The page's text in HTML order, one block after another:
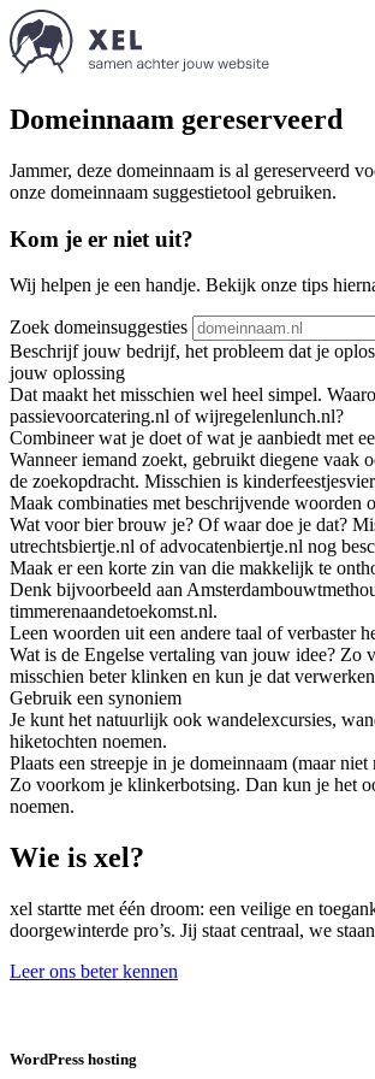
Domeinnaam gereserveerd
Jammer, deze domeinnaam is al gereserveerd
onze domeinnaam suggestietool gebruiken.
Kom je er niet uit?
Wij helpen je een handje. Bekijk onze tips
Zoek domeinsuggesties
Beschrijf jouw bedrijf, het probleem dat je
jouw oplossing
Dat maakt het misschien wel heel simpel.
passievoorcatering.nl of wijregelenlunch.nl?
Combineer wat je doet of wat je aanbiedt met
Wanneer iemand zoekt, gebruikt diegene vaak
de zoekopdracht. Misschien is
Maak combinaties met beschrijvende woorden
Wat voor bier brouw je? Of waar doe je dat?
utrechtsbiertje.nl of advocatenbiertje.nl nog
Maak er een korte zin van die makkelijk te
Denk bijvoorbeeld aan
timmerenaandetoekomst.nl.
Leen woorden uit een andere taal of verbaster
Wat is de Engelse vertaling van jouw idee? Zo
misschien beter klinken en kun je dat
Gebruik een synoniem
Je kunt het natuurlijk ook wandelexcursies,
hiketochten noemen.
Plaats een streepje in je domeinnaam (maar niet
Zo voorkom je klinkerbotsing. Dan kun je het
noemen.
Wie is xel?
xel startte met één droom: een veilige en
doorgewinterde pro’s. Jij staat centraal, we
Leer ons beter kennen
WordPress hosting